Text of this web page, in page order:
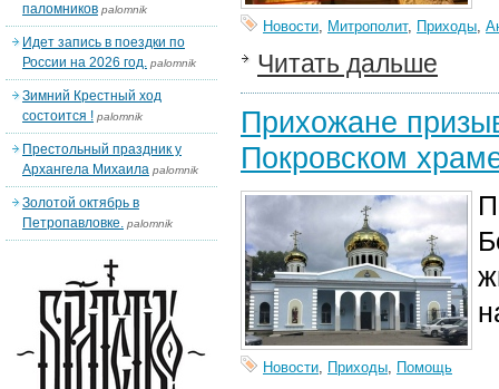
Новости, Митрополит, Приходы,
Читать дальше
Прихожане
Покровском
Новости, Приходы, Помощь
паломников palomnik
Идет запись в поездки по
России на 2026 год. palomnik
Зимний Крестный ход
состоится ! palomnik
Престольный праздник у
Архангела Михаила palomnik
Золотой октябрь в
Петропавловке. palomnik